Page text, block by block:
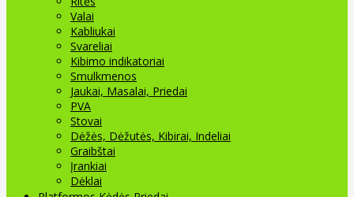
Valai
Kabliukai
Svareliai
Kibimo indikatoriai
Smulkmenos
Jaukai, Masalai, Priedai
PVA
Stovai
Dėžės, Dėžutės, Kibirai, Indeliai
Graibštai
Įrankiai
Dėklai